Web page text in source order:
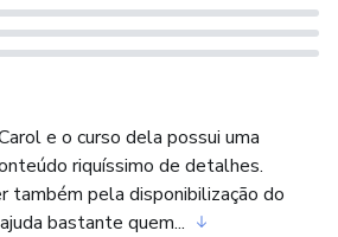
e o curso dela possui uma
riquíssimo de detalhes.
também pela disponibilização do
bastante quem...